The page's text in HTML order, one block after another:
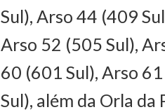
Sul), Arso 44 (409
Arso 52 (505 Sul),
60 (601 Sul), Arso
Sul), além da Orla da